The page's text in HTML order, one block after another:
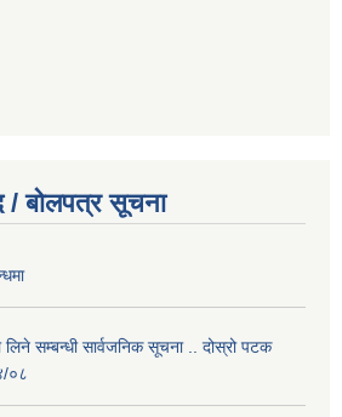
/ बोलपत्र सूचना
लिने सम्बन्धी सार्वजनिक सूचना .. दोस्रो पटक
०८